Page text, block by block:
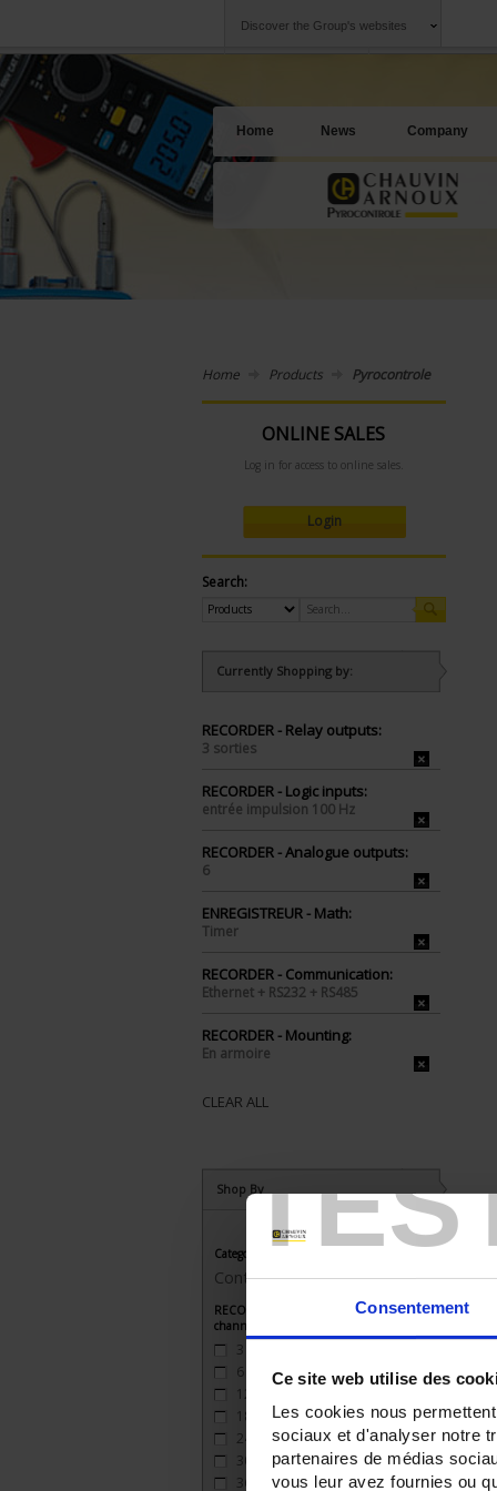
Consentement
Ce site web utilise des
Les cookies nous
sociaux et d'analyser notre
partenaires de médias
vous leur avez fournies ou
Discover the Group's websites
Home News Company
Home Products Pyrocontrole
ONLINE SALES
Log in for access to online sales.
Login
Search:
Currently Shopping by:
RECORDER - Relay outputs:
3 sorties
RECORDER - Logic inputs:
entrée impulsion 100 Hz
RECORDER - Analogue outputs:
6
ENREGISTREUR - Math:
Timer
RECORDER - Communication:
Ethernet + RS232 + RS485
RECORDER - Mounting:
En armoire
CLEAR ALL
Shop By
Category
Control / recording
RECORDER - Number of measurement
channels
3
6
12
18
24
30
36